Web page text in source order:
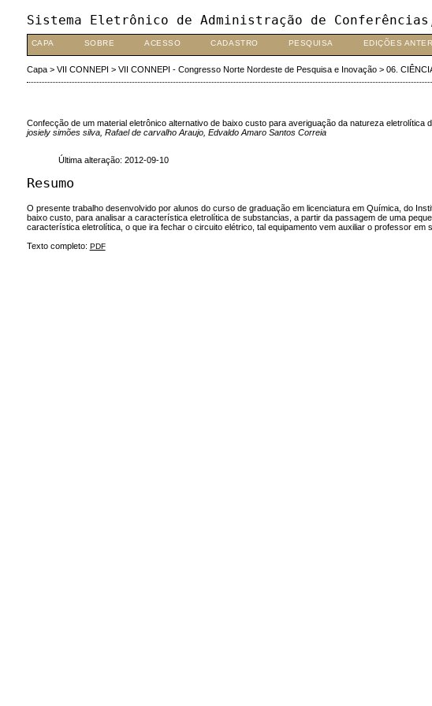
Sistema Eletrônico de Administração de
CAPA SOBRE ACESSO CADASTRO PESQUISA EDIÇÕES
Capa> VII CONNEPI > VII CONNEPI - Congresso Norte Nordeste de Pesquisa e Inovação> 06.
Confecção de um material eletrônico alternativo de baixo custo para averiguação da natureza eletrolítica
josiely simões silva, Rafael de carvalho Araujo, Edvaldo Amaro Santos Correia
Última alteração: 2012-09-10
Resumo
O presente trabalho desenvolvido por alunos do curso de graduação em licenciatura em Química, do
baixo custo, para analisar a característica eletrolítica de substancias, a partir da passagem de uma
característica eletrolítica, o que ira fechar o circuito elétrico, tal equipamento vem auxiliar o professor
Texto completo: PDF